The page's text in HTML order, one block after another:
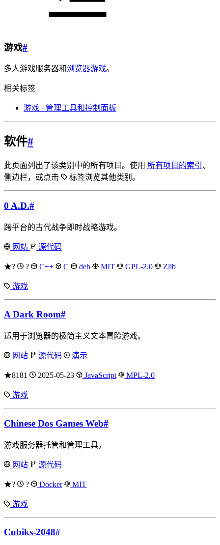
游戏#
多人游戏服务器和浏览器游戏。
相关标签
游戏 - 管理工具和控制面板
软件#
此页面列出了该类别中的所有项目。使用 所有项目的索引 、
侧边栏，或点击
标签浏览其他类别。
0 A.D.#
跨平台的古代战争即时战略游戏。
网站 源代码
★? ? C++ C deb MIT GPL-2.0 Zlib
游戏
A Dark Room#
适用于浏览器的极简主义文本冒险游戏。
网站 源代码 演示
★8181 2025-05-23 JavaScript MPL-2.0
游戏
Chinese Dos Games Web#
游戏服务器托管和管理工具。
网站 源代码
★? ? Docker MIT
游戏
Cubiks-2048#